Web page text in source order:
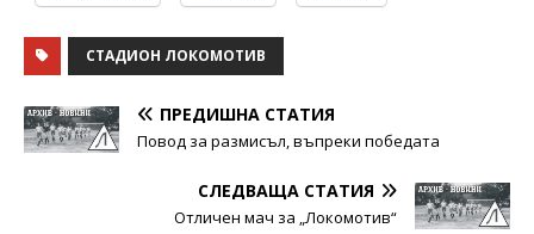
СТАДИОН ЛОКОМОТИВ
ПРЕДИШНА СТАТИЯ
Повод за размисъл, въпреки победата
СЛЕДВАЩА СТАТИЯ
Отличен мач за „Локомотив“